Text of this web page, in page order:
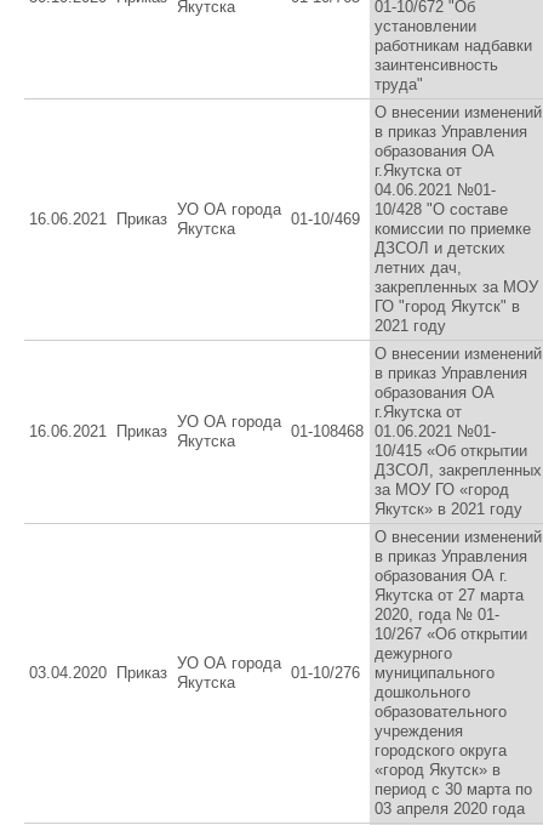
Якутска
01-10/672 "Об
установлении
работникам надбавки
заинтенсивность
труда"
16.06.2021 Приказ
УО ОА города
Якутска
01-10/469
О внесении изменений
в приказ Управления
образования ОА
г.Якутска от
04.06.2021 №01-
10/428 "О составе
комиссии по приемке
ДЗСОЛ и детских
летних дач,
закрепленных за МОУ
ГО "город Якутск" в
2021 году
16.06.2021 Приказ
УО ОА города
Якутска
01-108468
О внесении изменений
в приказ Управления
образования ОА
г.Якутска от
01.06.2021 №01-
10/415 «Об открытии
ДЗСОЛ, закрепленных
за МОУ ГО «город
Якутск» в 2021 году
03.04.2020 Приказ
УО ОА города
Якутска
01-10/276
О внесении изменений
в приказ Управления
образования ОА г.
Якутска от 27 марта
2020, года № 01-
10/267 «Об открытии
дежурного
муниципального
дошкольного
образовательного
учреждения
городского округа
«город Якутск» в
период с 30 марта по
03 апреля 2020 года